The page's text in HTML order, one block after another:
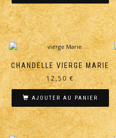
CHANDELLE VIERGE MARIE
12,50 €
AJOUTER AU PANIER